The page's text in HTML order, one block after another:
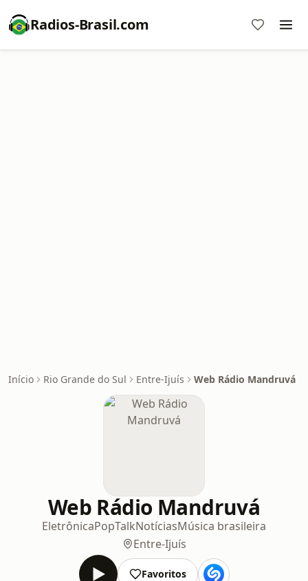
Radios-Brasil.com
Início Rio Grande do Sul Entre-Ijuís Web Rádio Mandruvá
Web Rádio Mandruvá
EletrônicaPopTalkNotíciasMúsica brasileira
Entre-Ijuís
Favoritos